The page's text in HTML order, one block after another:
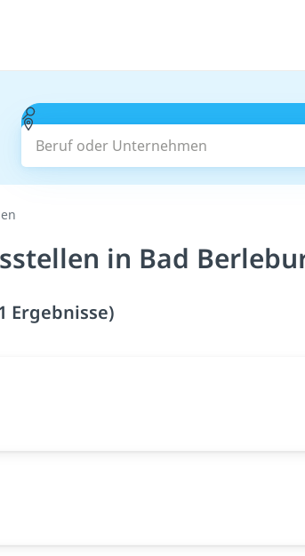
Beruf oder Unternehmen
in Bad
Ergebnisse)